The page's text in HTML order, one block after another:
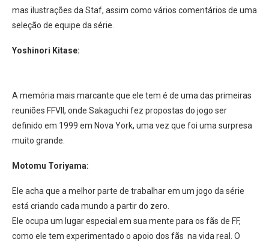
mas ilustrações da Staf, assim como vários comentários de uma
seleção de equipe da série.
Yoshinori Kitase:
A memória mais marcante que ele tem é de uma das primeiras
reuniões FFVII, onde Sakaguchi fez propostas do jogo ser
definido em 1999 em Nova York, uma vez que foi uma surpresa
muito grande.
Motomu Toriyama:
Ele acha que a melhor parte de trabalhar em um jogo da série
está criando cada mundo a partir do zero.
Ele ocupa um lugar especial em sua mente para os fãs de FF,
como ele tem experimentado o apoio dos fãs na vida real. O